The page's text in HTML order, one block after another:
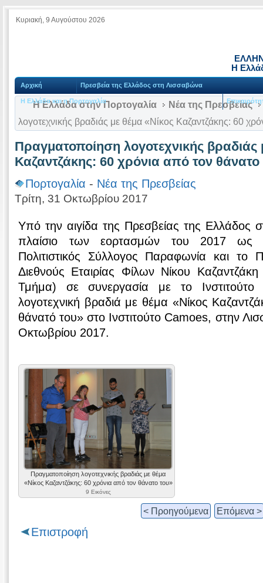
Κυριακή, 9 Αυγούστου 2026
Η
Αρχική Πρεσβεία της Ελλάδος στη Λισσαβώνα
Η Ελλάδα και η Πορτογαλία
Η Ελλάδα στην Πορτογαλία Νέα της Πρεσβείας
λογοτεχνικής βραδιάς με θέμα «Νίκος Καζαντζάκης: 60
Πραγματοποίηση λογοτεχνικής βραδιάς
Καζαντζάκης: 60 χρόνια από τον θάνατο
Πορτογαλία - Νέα της Πρεσβείας
Τρίτη, 31 Οκτωβρίου 2017
Υπό την αιγίδα της Πρεσβείας της Ελλάδος
πλαίσιο των εορτασμών του 2017 ως
Πολιτιστικός Σύλλογος Παραφωνία και το
Διεθνούς Εταιρίας Φίλων Νίκου
Τμήμα) σε συνεργασία με το Ινστιτούτο
λογοτεχνική βραδιά με θέμα «Νίκος
θάνατό του» στο Ινστιτούτο Camoes, στην
Οκτωβρίου 2017.
Πραγματοποίηση λογοτεχνικής βραδιάς με θέμα
«Νίκος Καζαντζάκης: 60 χρόνια από τον θάνατο του»
9 Εικόνες
< Προηγούμενα Επόμενα >
Επιστροφή